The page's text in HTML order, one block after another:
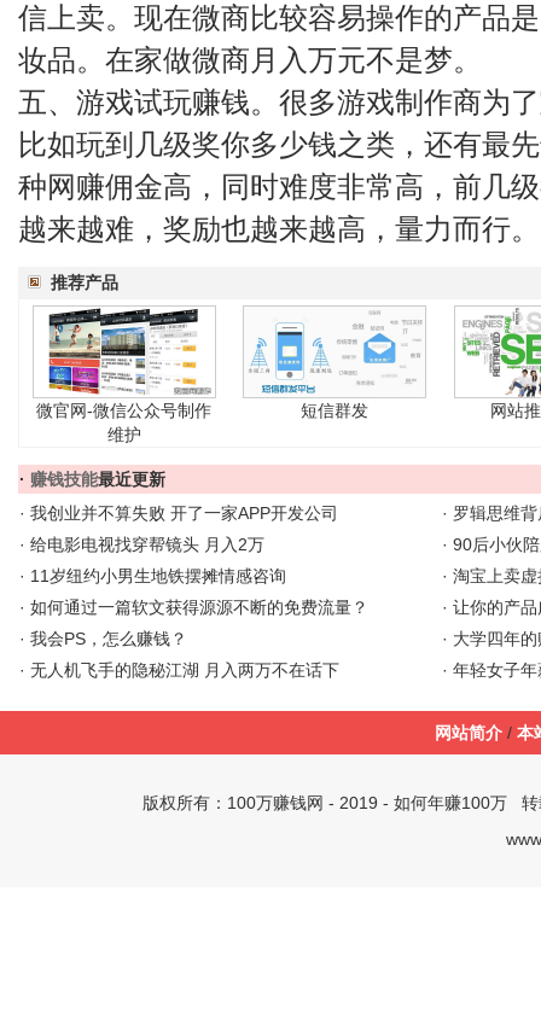
信上卖。现在微商比较容易操作的产品
妆品。在家做微商月入万元不是梦。
五、游戏试玩赚钱。很多游戏制作商为
比如玩到几级奖你多少钱之类，还有最
种网赚佣金高，同时难度非常高，前几
越来越难，奖励也越来越高，量力而行。
推荐产品
微官网-微信公众号制作
维护
短信群发 网站
· 赚钱技能最近更新
· 我创业并不算失败 开了一家APP开发公司 · 罗辑思维
· 给电影电视找穿帮镜头 月入2万 · 90后小伙
· 11岁纽约小男生地铁摆摊情感咨询 · 淘宝上卖
· 如何通过一篇软文获得源源不断的免费流量？ · 让你的产
· 我会PS，怎么赚钱？ · 大学四年
· 无人机飞手的隐秘江湖 月入两万不在话下 · 年轻女子
网站简介 / 本
版权所有： 100万赚钱网 - 2019 -如何年赚100万 转